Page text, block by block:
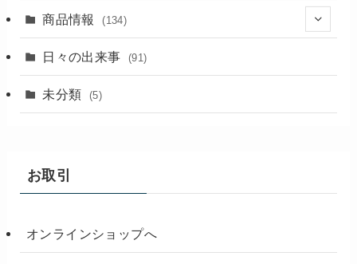
商品情報 (134)
(18)
日々の出来事 (91)
未分類 (5)
お取引
オンラインショップへ